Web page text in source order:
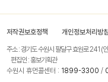
저작권보호정책 개인정보처리방침
주소 : 경기도 수원시 팔달구 효원로 241 (
편집인 : 홍보기획관
수원시 휴먼콜센터 : 1899-3300 /